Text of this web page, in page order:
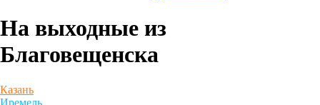
На выходные из
Благовещенска
Казань
Иремель